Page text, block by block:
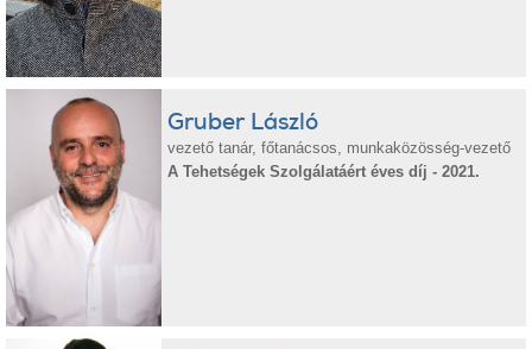
Gruber László
vezető tanár, főtanácsos, munkaközösség-vezető
A Tehetségek Szolgálatáért éves díj - 2021.